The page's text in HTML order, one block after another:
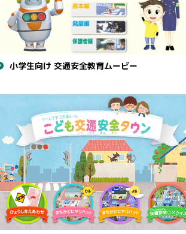
小学生向け 交通安全教育ムービー